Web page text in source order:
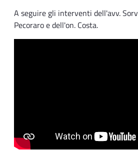
A seguire gli interventi dell'avv.
Pecoraro e dell'on. Costa.